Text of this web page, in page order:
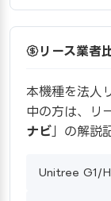
リース業者
本機種を法人
中の方は、リ
ナビ 」の解説
Unitree G1/